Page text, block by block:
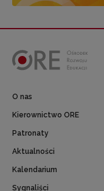
O nas
Kierownictwo ORE
Patronaty
Aktualności
Kalendarium
Sygnaliści